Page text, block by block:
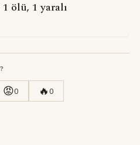
ölü, 1 yaralı
😡0 🔥0